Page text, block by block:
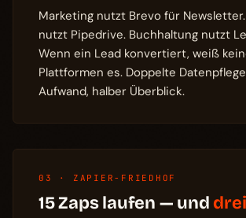
Marketing nutzt Brevo für
nutzt Pipedrive. Buchhaltung nutzt
Wenn ein Lead konvertiert, weiß
Plattformen es. Doppelte
Aufwand, halber Überblick.
03 · ZAPIER-FRIEDHOF
15 Zaps laufen — und